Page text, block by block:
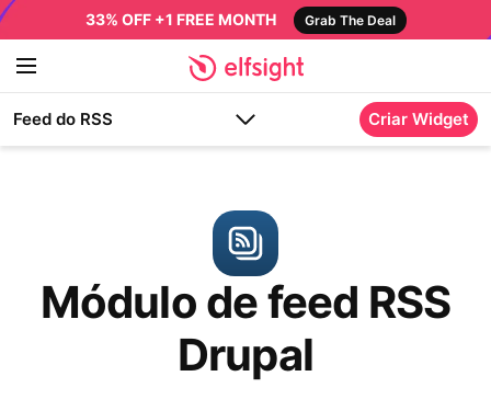
33% OFF +1 FREE MONTH Grab The Deal
Feed do RSS Criar Widget
Módulo de feed RSS
Drupal